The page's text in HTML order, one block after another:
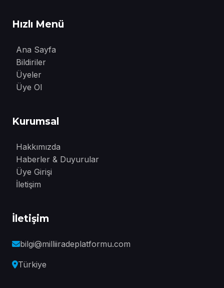
Hızlı Menü
Ana Sayfa
Bildiriler
Üyeler
Üye Ol
Kurumsal
Hakkımızda
Haberler & Duyurular
Üye Girişi
İletişim
İletişim
bilgi@milliiradeplatformu.com
Türkiye